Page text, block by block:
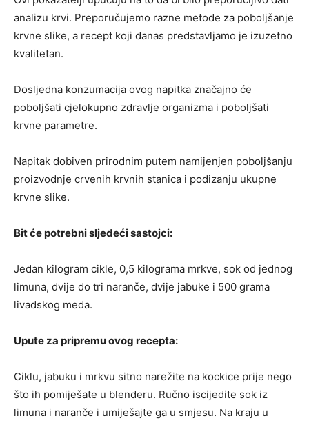
analizu krvi. Preporučujemo razne metode za poboljšanje
krvne slike, a recept koji danas predstavljamo je izuzetno
kvalitetan.
Dosljedna konzumacija ovog napitka značajno će
poboljšati cjelokupno zdravlje organizma i poboljšati
krvne parametre.
Napitak dobiven prirodnim putem namijenjen poboljšanju
proizvodnje crvenih krvnih stanica i podizanju ukupne
krvne slike.
Bit će potrebni sljedeći sastojci:
Jedan kilogram cikle, 0,5 kilograma mrkve, sok od jednog
limuna, dvije do tri naranče, dvije jabuke i 500 grama
livadskog meda.
Upute za pripremu ovog recepta:
Ciklu, jabuku i mrkvu sitno narežite na kockice prije nego
što ih pomiješate u blenderu. Ručno iscijedite sok iz
limuna i naranče i umiješajte ga u smjesu. Na kraju u